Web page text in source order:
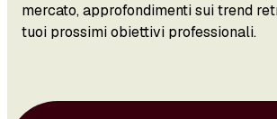
mercato, approfondimenti sui trend
tuoi prossimi obiettivi professionali.